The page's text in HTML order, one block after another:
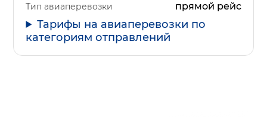
Тип авиаперевозки прямой рейс
Тарифы на авиаперевозки по
категориям отправлений